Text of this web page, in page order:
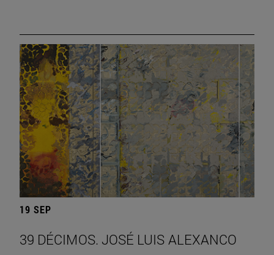
19 SEP
39 DÉCIMOS. JOSÉ LUIS ALEXANCO